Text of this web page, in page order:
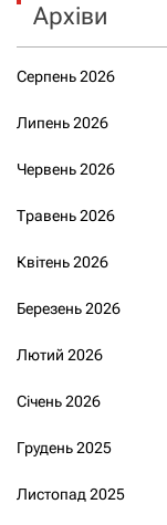
Архіви
Серпень 2026
Липень 2026
Червень 2026
Травень 2026
Квітень 2026
Березень 2026
Лютий 2026
Січень 2026
Грудень 2025
Листопад 2025